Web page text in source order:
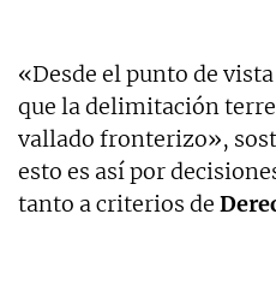
«Desde el punto de
que la delimitación
vallado fronterizo»,
esto es así por
tanto a criterios de